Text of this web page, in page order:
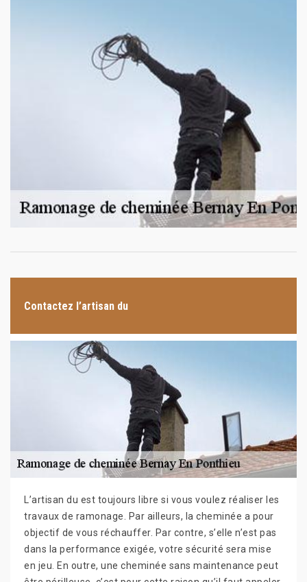
Contactez l’artisan du
L’artisan du est toujours libre si vous voulez réaliser les
travaux de ramonage. Par ailleurs, la cheminée a pour
objectif de vous réchauffer. Par contre, s’elle n’est pas
dans la performance exigée, votre sécurité sera mise
en jeu. En outre, une cheminée sans maintenance peut